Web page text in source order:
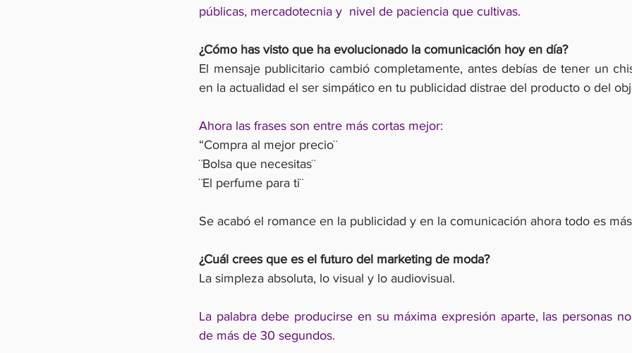
públicas, mercadotecnia y  nivel de paciencia que cultivas.
¿Cómo has visto que ha evolucionado la comunicación hoy en día?
El mensaje publicitario cambió completamente, antes debías de tener un
en la actualidad el ser simpático en tu publicidad distrae del producto o del
Ahora las frases son entre más cortas mejor:
“Compra al mejor precio¨
¨Bolsa que necesitas¨
¨El perfume para ti¨
Se acabó el romance en la publicidad y en la comunicación ahora todo es
¿Cuál crees que es el futuro del marketing de moda?
La simpleza absoluta, lo visual y lo audiovisual.
La palabra debe producirse en su máxima expresión aparte, las personas
de más de 30 segundos.